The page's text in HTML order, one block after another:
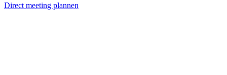
Direct meeting plannen